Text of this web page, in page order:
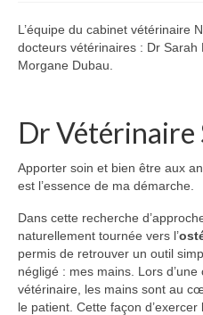
Le cabinet
Plan d’accès
PRENDRE RDV
L’équipe du cabinet vétérinaire
docteurs vétérinaires : Dr
Morgane Dubau.
Dr Vétérinaire
Apporter soin et bien être aux
est l’essence de ma démarche.
Dans cette recherche
naturellement tournée vers l’
permis de retrouver un outil
négligé : mes mains. Lors
vétérinaire, les mains sont au
le patient. Cette façon